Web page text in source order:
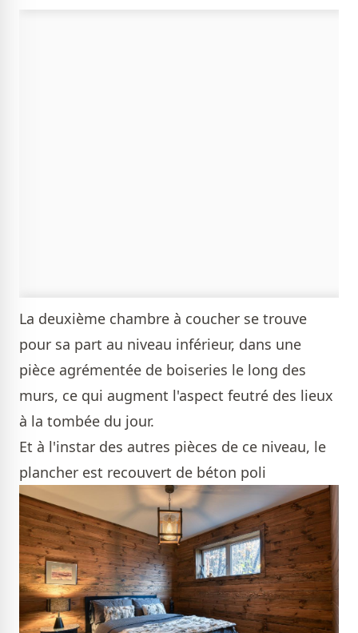
La deuxième chambre à coucher se trouve
pour sa part au niveau inférieur, dans une
pièce agrémentée de boiseries le long des
murs, ce qui augment l'aspect feutré des lieux
à la tombée du jour.
Et à l'instar des autres pièces de ce niveau, le
plancher est recouvert de béton poli